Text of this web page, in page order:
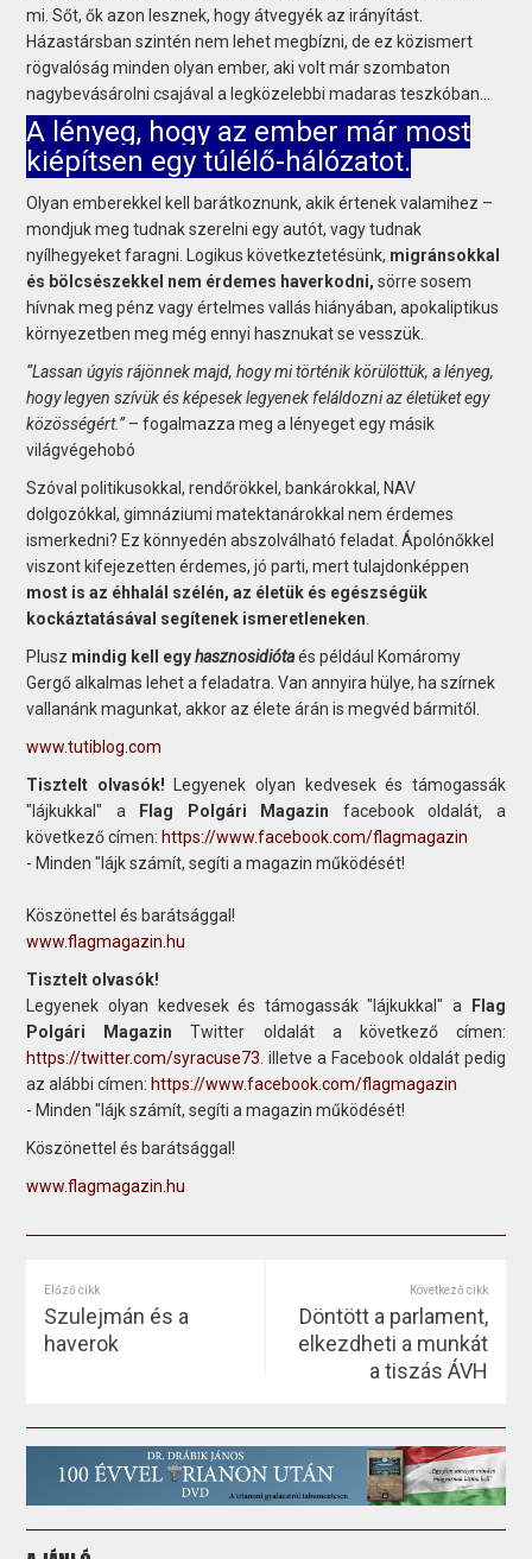
mi. Sőt, ők azon lesznek, hogy átvegyék az irányítást.
Házastársban szintén nem lehet megbízni, de ez közismert
rögvalóság minden olyan ember, aki volt már szombaton
nagybevásárolni csajával a legközelebbi madaras teszkóban…
A lényeg, hogy az ember már most
kiépítsen egy túlélő-hálózatot.
Olyan emberekkel kell barátkoznunk, akik értenek valamihez –
mondjuk meg tudnak szerelni egy autót, vagy tudnak
nyílhegyeket faragni. Logikus következtetésünk, migránsokkal
és bölcsészekkel nem érdemes haverkodni, sörre sosem
hívnak meg pénz vagy értelmes vallás hiányában, apokaliptikus
környezetben meg még ennyi hasznukat se vesszük.
“Lassan úgyis rájönnek majd, hogy mi történik körülöttük, a lényeg,
hogy legyen szívük és képesek legyenek feláldozni az életüket egy
közösségért.”– fogalmazza meg a lényeget egy másik
világvégehobó
Szóval politikusokkal, rendőrökkel, bankárokkal, NAV
dolgozókkal, gimnáziumi matektanárokkal nem érdemes
ismerkedni? Ez könnyedén abszolválható feladat. Ápolónőkkel
viszont kifejezetten érdemes, jó parti, mert tulajdonképpen
most is az éhhalál szélén, az életük és egészségük
kockáztatásával segítenek ismeretleneken
Plusz mindig kell egyhasznosidiótaés például Komáromy
Gergő alkalmas lehet a feladatra. Van annyira hülye, ha szírnek
vallanánk magunkat, akkor az élete árán is megvéd bármitől.
www.tutiblog.com
Tisztelt olvasók! Legyenek olyan kedvesek és támogassák
"lájkukkal" a
Flag Polgári Magazin facebook oldalát, a
következő címen: https://www.facebook.com/flagmagazin
- Minden "lájk számít, segíti a magazin működését!
Köszönettel és barátsággal!
www.flagmagazin.hu
Tisztelt olvasók!
Legyenek olyan kedvesek és támogassák "lájkukkal" a
Flag
Polgári Magazin Twitter oldalát a következő címen:
https://twitter.com/syracuse73 . illetve a Facebook oldalát pedig
az alábbi címen: https://www.facebook.com/flagmagazin
- Minden "lájk számít, segíti a magazin működését!
Köszönettel és barátsággal!
www.flagmagazin.hu
Előző cikk
Szulejmán és a
haverok
Következő cikk
Döntött a parlament,
elkezdheti a munkát
a tiszás ÁVH